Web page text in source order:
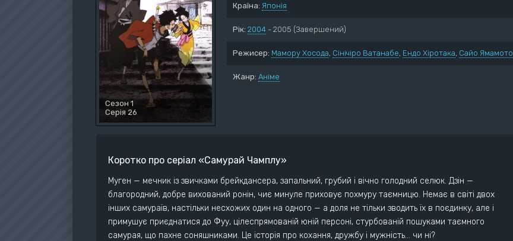
Сезон 1
Серія 26
Країна: Японія
Рік: 2004 - 2005 (Завершений)
Режисер: Мамору Хосода, Сінічіро Ватанабе, Ендо Хіротака, Сайо Ямамото
Жанр: Аніме
Коротко про серіал «Самурай Чамплу»
Муген — мечник із звичками брейкдансера, запальний, грубий і вічно голодний селюк. Дзін —
благородний, добре вихований ронін, чиє минуле приховує похмуру таємницю. Немає в світі двох
інших самураїв, настільки несхожих один на одного — а доля не тільки зводить їх в поєдинку, але і
примушує приєднатися до Фуу, цілеспрямованій юній персоні, стурбованій пошуками таємного
самурая, що пахне соняшниками. Це історія про кохання, дружбу і мужність… чи ні?
Воєнний
Детектив
Драма
Історія
Фантастика